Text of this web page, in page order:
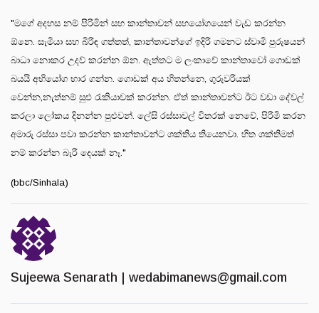
"මගේ අදහස නම් පිරිමින් සහ කාන්තාවන් සහයෝගයෙන් වැඩ කරන්න
ඕනෙ. සැමියා සහ බිරිඳ ගත්තත්, කාන්තාවන්ගේ ඉදිරි ගමනට ස්වාමි පුරුෂයන්
බාධා නොකර උදව් කරන්න ඕන. ඇත්තට ම ලංකාවේ කාන්තාවෝ ගොඩක්
බයයි අභියෝග භාර ගන්න. ගොඩක් අය හිතන්නෙ, ගුරුවරියක්
වෙන්න,නැත්නම් සුළු රැකියාවක් කරන්න. ඒත් කාන්තාවන්ට ඊට වඩා දේවල්
කරලා ලෝකය දිනන්න පුළුවන්. ලේසි රස්සාවල් විතරක් නෙවේ, පිරිමි කරන
අමාරු රස්සා පවා කරන්න කාන්තාවන්ට ශක්තිය තියෙනවා. හිත ශක්තිමත්
නම් කරන්න බැරි දෙයක් නෑ."
(bbc/Sinhala)
Sujeewa Senarath | wedabimanews@gmail.com